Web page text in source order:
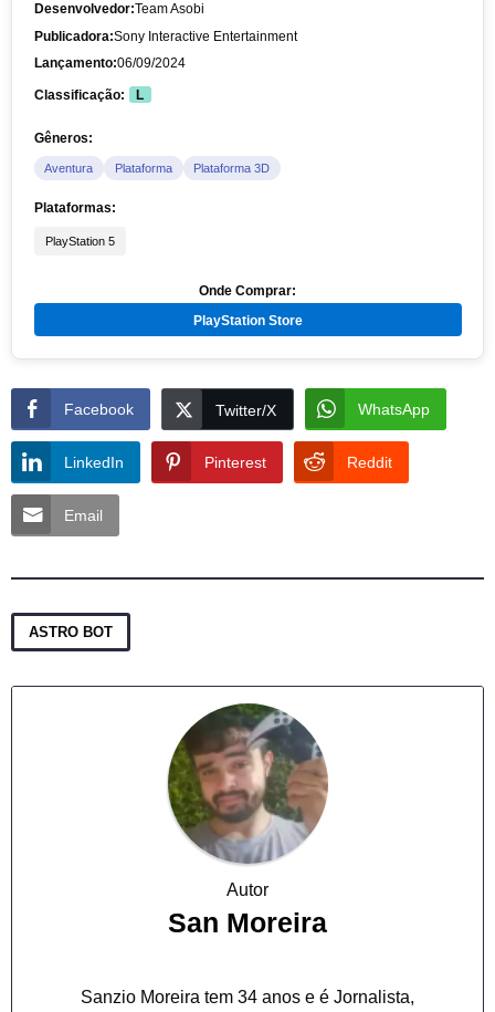
Desenvolvedor:Team Asobi
Publicadora:Sony Interactive Entertainment
Lançamento:06/09/2024
Classificação: L
Gêneros:
Aventura Plataforma Plataforma 3D
Plataformas:
PlayStation 5
Onde Comprar:
PlayStation Store
Facebook Twitter/X WhatsApp
LinkedIn Pinterest Reddit
Email
ASTRO BOT
Autor
San Moreira
Sanzio Moreira tem 34 anos e é Jornalista,